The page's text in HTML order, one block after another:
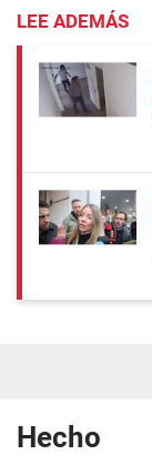
LEE ADEMÁS
Hecho